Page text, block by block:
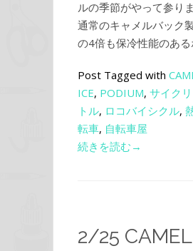
ルの季節がやって参りま
通常のキャメルバック
の4倍も保冷性能のあ
Post Tagged with
ICE, PODIUM, サイク
トル, ロコバイシクル,
転車, 自転車屋
続きを読む→
2/25